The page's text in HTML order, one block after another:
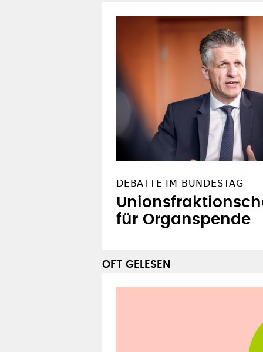
DEBATTE IM BUNDESTAG
für Organspende
OFT GELESEN